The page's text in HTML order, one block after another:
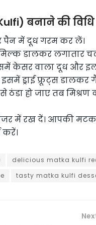
बनाने की विधि
पैन में दूध गरम कर लें।
डालकर लगातार
केसर वाला दूध और
ड्राई फ्रूट्स डालकर
ठंडा हो जाए तब
में रख दें। आपकी
delicious matka kulfi
tasty matka kulfi